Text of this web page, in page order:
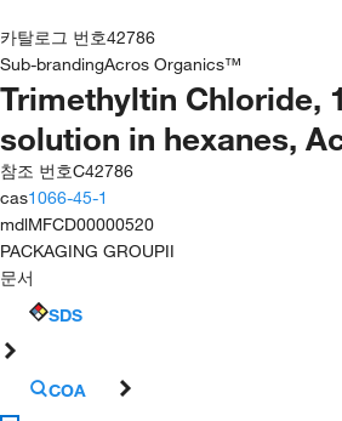
카탈로그 번호42786
Sub-brandingAcros Organics™
Trimethyltin Chloride,
solution in hexanes,
참조 번호C42786
cas1066-45-1
mdlMFCD00000520
PACKAGING GROUPII
문서
SDS
COA